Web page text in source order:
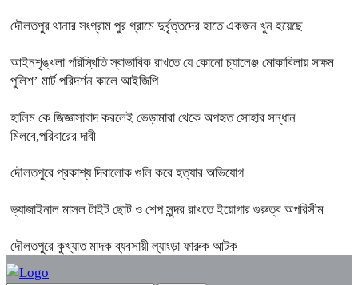
দৌলতপুর থানার সংগ্রাম পুর গ্রামে দুর্বৃত্তদের হাতে একজন খুন হয়েছে
আইনশৃঙ্খলা পরিস্থিতি স্বাভাবিক রাখতে যে কোনো চ্যালেঞ্জ মোকাবিলায় সক্ষম
পুলিশ’ মার্ট পরিদর্শন কালে আইজিপি
হালিম কে জিজ্ঞাসাবাদ করলেই ভেড়ামারা থেকে অপহৃত সোহার সন্ধান
মিলবে,পরিবারের দাবী
দৌলতপুরে প্রকাশ্য দিবালোক গুলি করে হত্যার অভিযোগ
ভ্যাজাইনাল মাসল টাইট ছোট ও শেপ সুন্দর রাখতে ইয়োগার গুরুত্ব অপরিসীম
দৌলতপুরে কুখ্যাত মাদক ব্যবসায়ী ল্যাংড়া ফারুক আটক